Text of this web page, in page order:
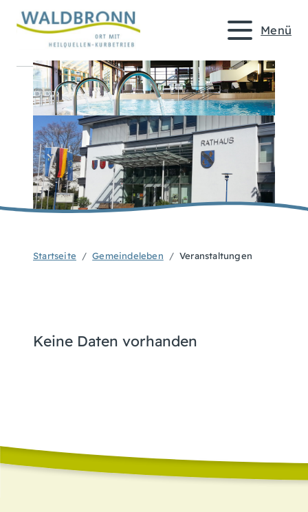
Menü
Startseite Gemeindeleben Veranstaltungen
Keine Daten vorhanden